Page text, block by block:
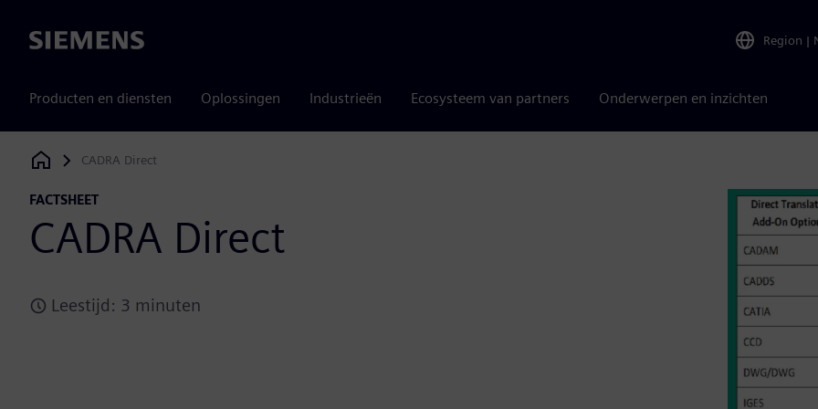
Siemens Region |
Producten en diensten Oplossingen Industrieën Ecosysteem van partners Onderwerpen en inzichten
Siemens Digital Industries Software
CADRA Direct
FACTSHEET
CADRA Direct
Leestijd: 3 minuten